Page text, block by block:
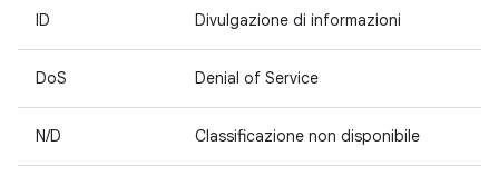
ID Divulgazione di informazioni
DoS Denial of Service
N/D Classificazione non disponibile